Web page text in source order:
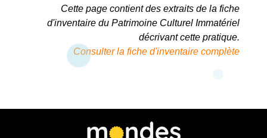
Cette page contient des extraits de la fiche
d'inventaire du Patrimoine Culturel Immatériel
décrivant cette pratique.
Consulter la fiche d'inventaire complète